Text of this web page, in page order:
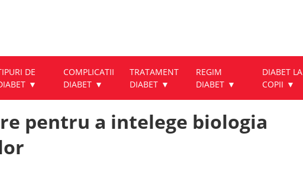
DE
COMPLICATII
DIABET
TRATAMENT
DIABET
REGIM
DIABET
DIABET LA
COPII
pentru a intelege biologia